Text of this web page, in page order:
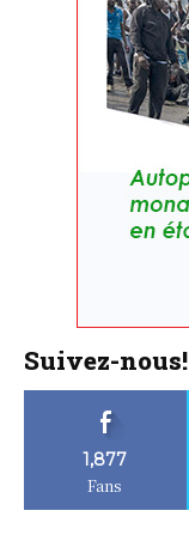
Suivez-nous!
1,877
Fans